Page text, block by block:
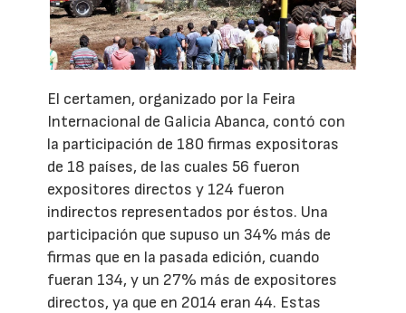
El certamen, organizado por la Feira
Internacional de Galicia Abanca, contó con
la participación de 180 firmas expositoras
de 18 países, de las cuales 56 fueron
expositores directos y 124 fueron
indirectos representados por éstos. Una
participación que supuso un 34% más de
firmas que en la pasada edición, cuando
fueran 134, y un 27% más de expositores
directos, ya que en 2014 eran 44. Estas